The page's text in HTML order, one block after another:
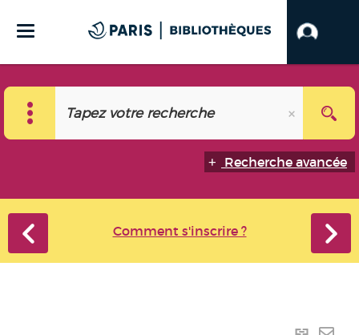
Recherche avancée
Comment s'inscrire ?
Lien